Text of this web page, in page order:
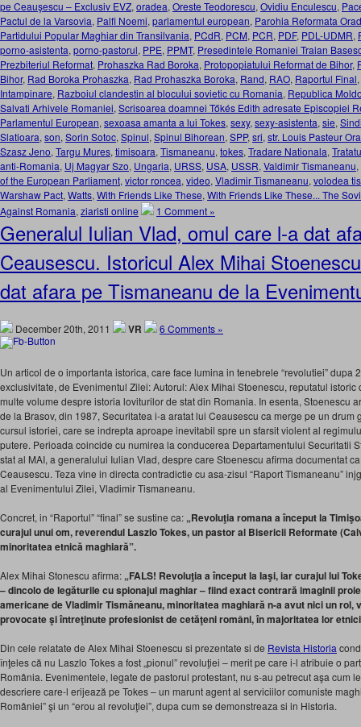
pe Ceauşescu – Exclusiv EVZ, oradea, Oreste Teodorescu, Ovidiu Enculescu,
Pactul de la Varsovia, Palfi Noemi, parlamentul european, Parohia Reformata
Partidului Popular Maghiar din Transilvania, PCdR, PCM, PCR, PDF, PDL-UDMR,
porno-asistenta, porno-pastorul, PPE, PPMT, Presedintele Romaniei Traian
Prezbiteriul Reformat, Prohaszka Rad Boroka, Protopopiatului Reformat de Bihor,
Bihor, Rad Boroka Prohaszka, Rad Prohaszka Boroka, Rand, RAO, Raportul Final,
Intampinare, Razboiul clandestin al blocului sovietic cu Romania, Republica
Salvati Arhivele Romaniei, Scrisoarea doamnei Tőkés Edith adresate Episcopiei
Parlamentul European, sexoasa amanta a lui Tokes, sexy, sexy-asistenta, sie,
Slatioara, son, Sorin Sotoc, Spinul, Spinul Bihorean, SPP, sri, str. Louis Pasteur
Szasz Jeno, Targu Mures, timisoara, Tismaneanu, tokes, Tradare Nationala,
anti-Romania, Uj Magyar Szo, Ungaria, URSS, USA, USSR, Valdimir Tismaneanu,
of the European Parliament, victor roncea, video, Vladimir Tismaneanu, volodea
Warshaw Pact, Watts, With Friends Like These, With Friends Like These... The
Against Romania, ziaristi online 1 Comment »
Generalul Iulian Vlad, omul care l-a dat
Ceausescu. Istoricul Alex Mihai
dat afara pe Tismaneanu de la
December 20th, 2011 VR 6 Comments »
Un articol de o importanta istorica, care face lumina in tenebrele “revolutiei” dupa
exclusivitate, de Evenimentul Zilei: Autorul: Alex Mihai Stoenescu, reputatul
multe volume despre istoria loviturilor de stat din Romania. In esenta, Stoenescu
de la Brasov, din 1987, Securitatea i-a aratat lui Ceausescu ca merge pe un drum
cursul istoriei, care se indrepta aproape inevitabil spre un sfarsit violent al
putere. Perioada coincide cu numirea la conducerea Departamentului Securitatii
stat al MAI, a generalului Iulian Vlad, despre care Stoenescu afirma documentat
Ceausescu. Teza vine in directa contradictie cu asa-zisul “Raport Tismaneanu”
al Evenimentului Zilei, Vladimir Tismaneanu.
Concret, in “Raportul” “final” se sustine ca: „Revoluţia romana a început la
curajul unui om, reverendul Laszlo Tokes, un pastor al Bisericii Reformate
minoritatea etnică maghiară”.
Alex Mihai Stonescu afirma: „FALS! Revoluţia a început la Iaşi, iar curajul lui
– dincolo de legăturile cu spionajul maghiar – fiind exact contrară imaginii
americane de Vladimir Tismăneanu, minoritatea maghiară n-a avut nici un rol,
provocate şi întreţinute profesionist de cetăţeni români, în majoritatea lor
Din cele relatate de Alex Mihai Stoenescu si prezentate si de Revista Historia
înţeles că nu Laszlo Tokes a fost „pionul” revoluţiei – merit pe care i-l atribuie o
România. Evenimentele, legate de pastorul protestant, nu s-au petrecut aşa cum
descriere care-l erijează pe Tokes – un marunt agent al serviciilor comuniste
României” şi un “erou al revoluţiei”, dupa cum se demonstreaza si in Historia.